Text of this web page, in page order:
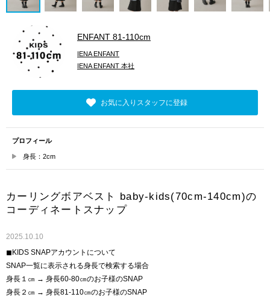
ENFANT 81‐110cm
IENA ENFANT
IENA ENFANT 本社
お気に入りスタッフに登録
プロフィール
身長：2cm
カーリングボアベスト baby-kids(70cm-140cm)の
コーディネートスナップ
2025.10.10
◼︎KIDS SNAPアカウントについて
SNAP一覧に表示される身長で検索する場合
身長１㎝ → 身長60-80㎝のお子様のSNAP
身長２㎝ → 身長81-110㎝のお子様のSNAP